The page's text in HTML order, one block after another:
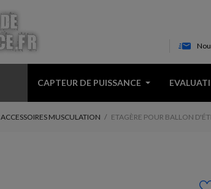
CAPTEUR DE PUISSANCE
ACCESSOIRES MUSCULATION ETAGÈRE POUR BALLON